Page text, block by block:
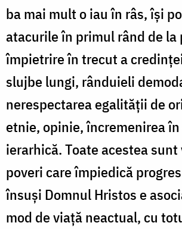
ba mai mult o iau în râs, își
atacurile în primul rând de la
împietrire în trecut a
slujbe lungi, rânduieli
nerespectarea egalității de
etnie, opinie, încremenirea
ierarhică. Toate acestea sunt
poveri care împiedică
însuși Domnul Hristos e
mod de viață neactual, cu